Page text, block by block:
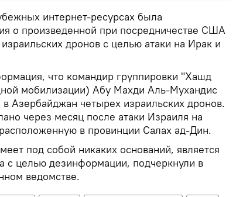
интернет-ресурсах была
о произведенной при посредничестве США
дронов с целью атаки на Ирак и
что командир группировки "Хашд
мобилизации) Абу Махди Аль-Мухандис
Азербайджан четырех израильских дронов.
через месяц после атаки Израиля на
в провинции Салах ад-Дин.
под собой никаких оснований, является
с целью дезинформации, подчеркнули в
ведомстве.